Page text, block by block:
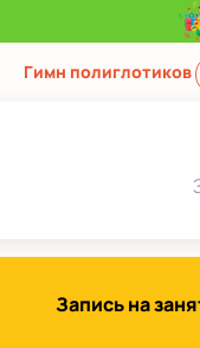
Гимн полиглотиков
Запись на